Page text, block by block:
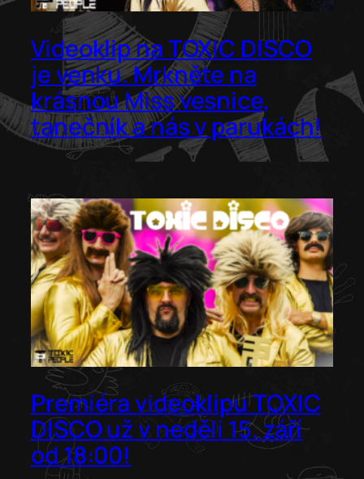
Videoklip na TOXIC DISCO
je venku. Mrkněte na
krásnou Miss vesnice,
tanečník a nás v parukách!
Premiéra videoklipu TOXIC
DISCO už v neděli 15. září
od 18:00!